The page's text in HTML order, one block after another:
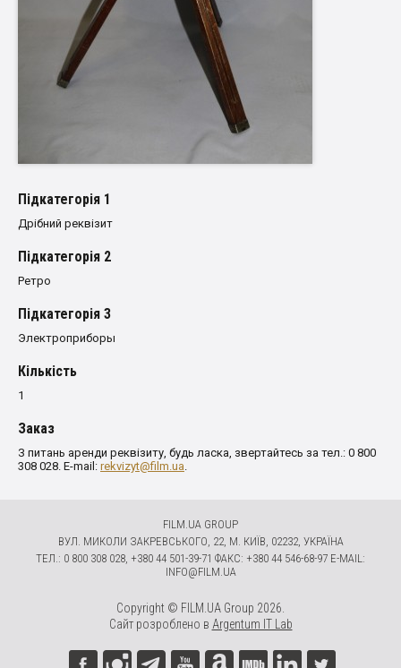
Пiдкатегорiя 1
Дрібний реквізит
Пiдкатегорiя 2
Ретро
Пiдкатегорiя 3
Электроприборы
Кількість
1
Заказ
З питань аренди реквізиту, будь ласка, звертайтесь за тел.: 0 800
308 028. E-mail: rekvizyt@film.ua.
FILM.UA GROUP
ВУЛ. МИКОЛИ ЗАКРЕВСЬКОГО, 22, М. КИЇВ, 02232, УКРАЇНА
ТЕЛ.: 0 800 308 028, +380 44 501-39-71 ФАКС: +380 44 546-68-97 E-MAIL:
INFO@FILM.UA
Copyright © FILM.UA Group 2026.
Сайт розроблено в Argentum IT Lab